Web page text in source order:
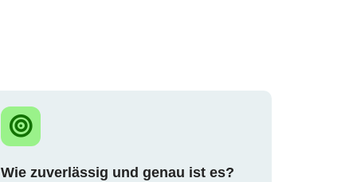
Wie zuverlässig und genau ist es?